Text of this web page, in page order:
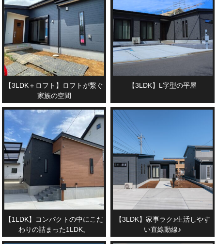
【3LDK＋ロフト】ロフトが繋ぐ
家族の空間
【3LDK】L字型の平屋
【1LDK】コンパクトの中にこだ
わりの詰まった1LDK。
【3LDK】家事ラク♪生活しやす
い直線動線♪